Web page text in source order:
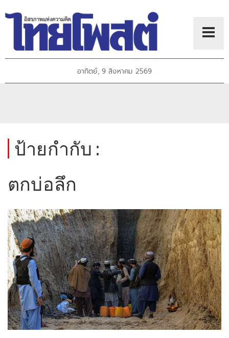
อาทิตย์, 9 สิงหาคม 2569
ป้ายกำกับ :
ตกบ่อลึก